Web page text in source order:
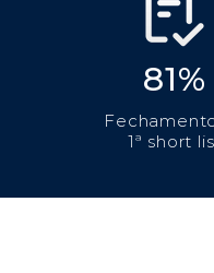
81%
1ª short